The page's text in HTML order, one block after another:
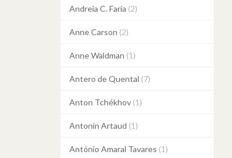
Andreia C. Faria (2)
Anne Carson (2)
Anne Waldman (1)
Antero de Quental (7)
Anton Tchékhov (1)
Antonin Artaud (1)
António Amaral Tavares (1)